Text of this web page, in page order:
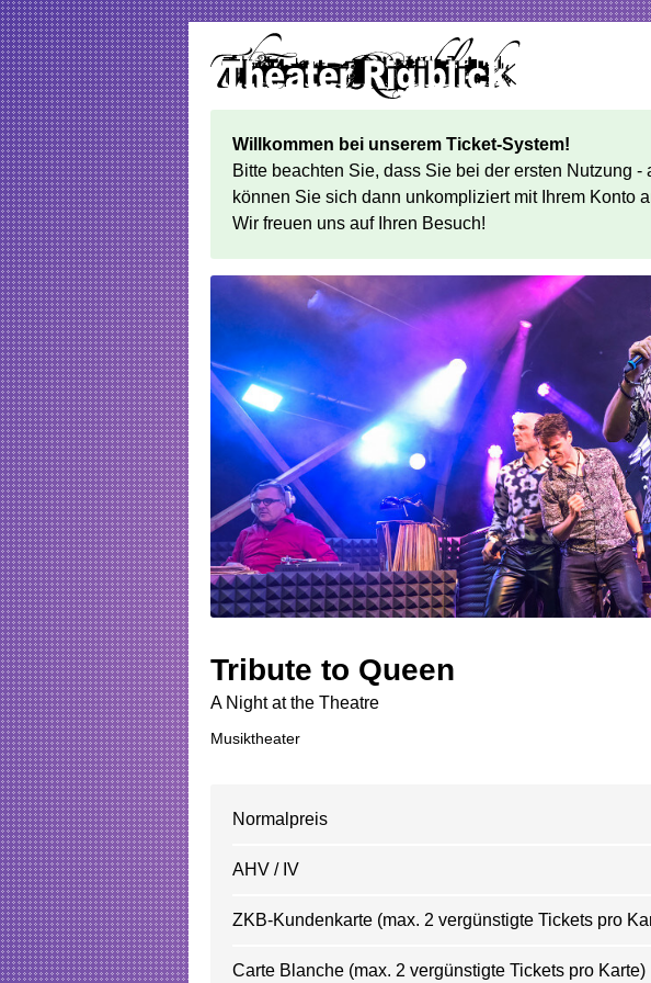
Willkommen bei unserem Ticket-System!
Bitte beachten Sie, dass Sie bei der ersten Nutzung
können Sie sich dann unkompliziert mit Ihrem Konto
Wir freuen uns auf Ihren Besuch!
Tribute to Queen
A Night at the Theatre
Musiktheater
Normalpreis
AHV / IV
ZKB-Kundenkarte (max. 2 vergünstigte Tickets pro
Carte Blanche (max. 2 vergünstigte Tickets pro Karte)